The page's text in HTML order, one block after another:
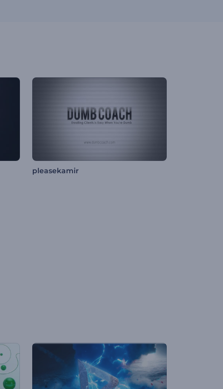
pleasekamir